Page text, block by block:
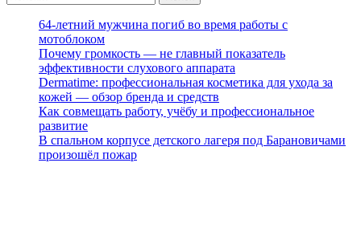
64-летний мужчина погиб во время работы с
мотоблоком
Почему громкость — не главный показатель
эффективности слухового аппарата
Dermatime: профессиональная косметика для ухода за
кожей — обзор бренда и средств
Как совмещать работу, учёбу и профессиональное
развитие
В спальном корпусе детского лагеря под Барановичами
произошёл пожар